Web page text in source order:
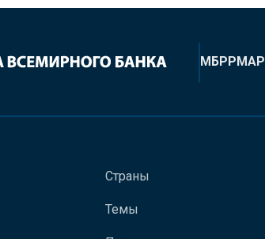
МБРРМАР
Страны
Темы